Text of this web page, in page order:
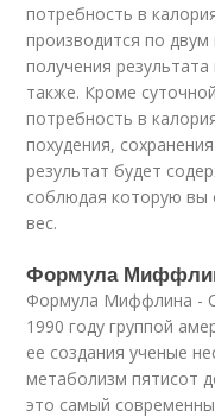
потребность в
производится по
получения
также. Кроме
потребность в
похудения,
результат будет
соблюдая которую вы
вес.
Формула
Формула Миффлина -
1990 году группой
ее создания ученые
метаболизм пятисот
это самый